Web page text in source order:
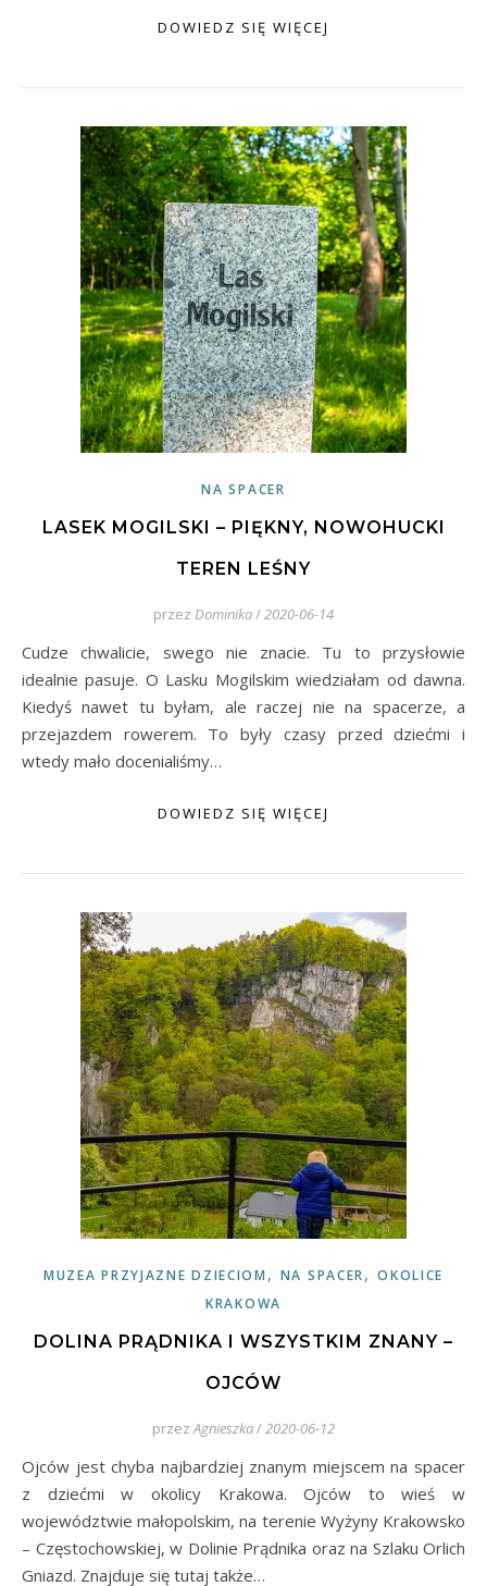
DOWIEDZ SIĘ WIĘCEJ
NA SPACER
LASEK MOGILSKI – PIĘKNY, NOWOHUCKI
TEREN LEŚNY
przez Dominika/2020-06-14
Cudze chwalicie, swego nie znacie. Tu to przysłowie
idealnie pasuje. O Lasku Mogilskim wiedziałam od dawna.
Kiedyś nawet tu byłam, ale raczej nie na spacerze, a
przejazdem rowerem. To były czasy przed dziećmi i
wtedy mało docenialiśmy…
DOWIEDZ SIĘ WIĘCEJ
MUZEA PRZYJAZNE DZIECIOM , NA SPACER,OKOLICE
KRAKOWA
DOLINA PRĄDNIKA I WSZYSTKIM ZNANY –
OJCÓW
przez Agnieszka/2020-06-12
Ojców jest chyba najbardziej znanym miejscem na spacer
z dziećmi w okolicy Krakowa. Ojców to wieś w
województwie małopolskim, na terenie Wyżyny Krakowsko
– Częstochowskiej, w Dolinie Prądnika oraz na Szlaku Orlich
Gniazd. Znajduje się tutaj także…